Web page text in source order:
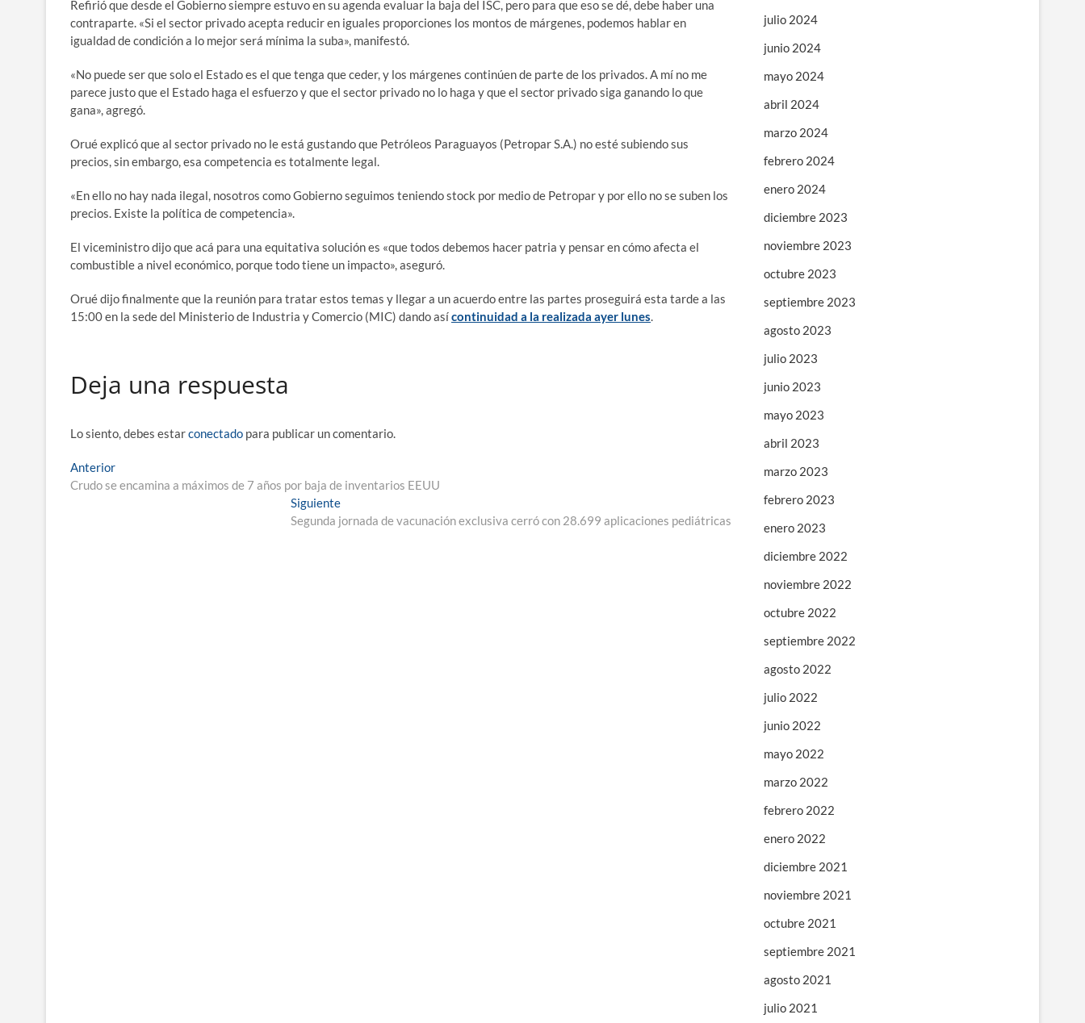
Refirió que desde el Gobierno siempre estuvo en su agenda evaluar la baja del ISC, pero para que eso se dé, debe haber una
contraparte. «Si el sector privado acepta reducir en iguales proporciones los montos de márgenes, podemos hablar en
igualdad de condición a lo mejor será mínima la suba», manifestó.
«No puede ser que solo el Estado es el que tenga que ceder, y los márgenes continúen de parte de los privados. A mí no me
parece justo que el Estado haga el esfuerzo y que el sector privado no lo haga y que el sector privado siga ganando lo que
gana», agregó.
Orué explicó que al sector privado no le está gustando que Petróleos Paraguayos (Petropar S.A.) no esté subiendo sus
precios, sin embargo, esa competencia es totalmente legal.
«En ello no hay nada ilegal, nosotros como Gobierno seguimos teniendo stock por medio de Petropar y por ello no se suben los
precios. Existe la política de competencia».
El viceministro dijo que acá para una equitativa solución es «que todos debemos hacer patria y pensar en cómo afecta el
combustible a nivel económico, porque todo tiene un impacto», aseguró.
Orué dijo finalmente que la reunión para tratar estos temas y llegar a un acuerdo entre las partes proseguirá esta tarde a las
15:00 en la sede del Ministerio de Industria y Comercio (MIC) dando asícontinuidad a la realizada ayer lunes.
Deja una respuesta
Lo siento, debes estarconectado para publicar un comentario.
Navegación
de
AnteriorEntrada
anterior:
Crudo se encamina a máximos de 7 años por baja de inventarios EEUU
SiguienteEntrada
siguiente:
Segunda jornada de vacunación exclusiva cerró con 28.699 aplicaciones pediátricas
julio 2024
junio 2024
mayo 2024
abril 2024
marzo 2024
febrero 2024
enero 2024
diciembre 2023
noviembre 2023
octubre 2023
septiembre 2023
agosto 2023
julio 2023
junio 2023
mayo 2023
abril 2023
marzo 2023
febrero 2023
enero 2023
diciembre 2022
noviembre 2022
octubre 2022
septiembre 2022
agosto 2022
julio 2022
junio 2022
mayo 2022
marzo 2022
febrero 2022
enero 2022
diciembre 2021
noviembre 2021
octubre 2021
septiembre 2021
agosto 2021
julio 2021